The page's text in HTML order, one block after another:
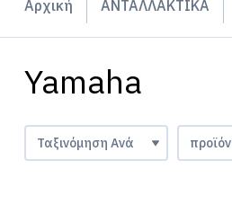
Αρχική ΑΝΤΑΛΛΑΚΤΙΚΑ
Yamaha